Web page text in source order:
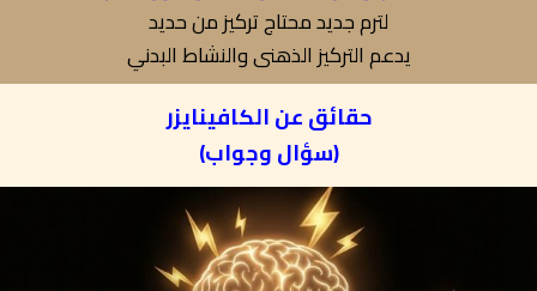
لترم جديد محتاج تركيز من حديد
يدعم التركيز الذهنى والنشاط البدني
حقائق عن الكافينايزر
(سؤال وجواب)